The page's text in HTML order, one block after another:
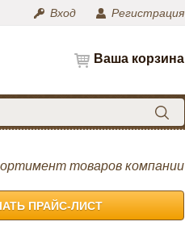
Вход Регистрация
Ваша корзина
товаров компании
ПРАЙС-ЛИСТ